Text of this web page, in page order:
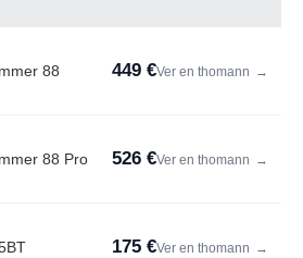
88 449 €Ver en thomann →
88 Pro 526 €Ver en thomann →
175 €Ver en thomann →